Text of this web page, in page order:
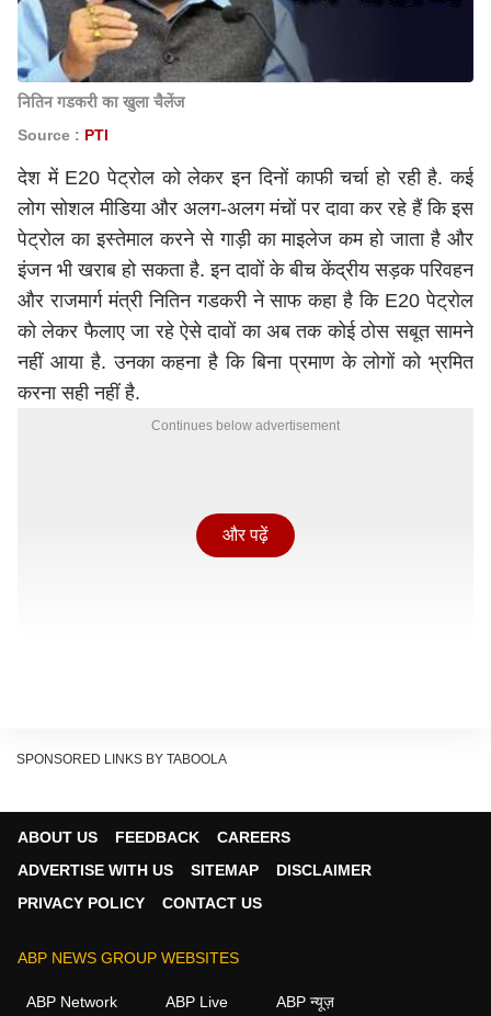
नितिन गडकरी का खुला चैलेंज
Source : PTI
देश में E20 पेट्रोल को लेकर इन दिनों काफी चर्चा हो रही है. कई
लोग सोशल मीडिया और अलग-अलग मंचों पर दावा कर रहे हैं कि इस
पेट्रोल का इस्तेमाल करने से गाड़ी का माइलेज कम हो जाता है और
इंजन भी खराब हो सकता है. इन दावों के बीच केंद्रीय सड़क परिवहन
और राजमार्ग मंत्री नितिन गडकरी ने साफ कहा है कि E20 पेट्रोल
को लेकर फैलाए जा रहे ऐसे दावों का अब तक कोई ठोस सबूत सामने
नहीं आया है. उनका कहना है कि बिना प्रमाण के लोगों को भ्रमित
करना सही नहीं है.
Continues below advertisement
नितिन गडकरी ने कहा कि अगर E20 पेट्रोल भरवाने की वजह से
और पढ़ें
SPONSORED LINKS BY TABOOLA
ABOUT US FEEDBACK
CAREERS
ADVERTISE WITH US
SITEMAP
DISCLAIMER
PRIVACY POLICY
CONTACT US
ABP NEWS GROUP WEBSITES
ABP Network ABP Live ABP न्यूज़